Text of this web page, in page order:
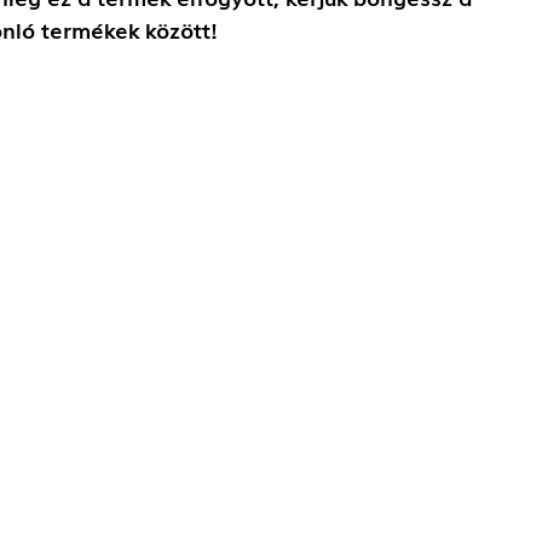
termékek között!